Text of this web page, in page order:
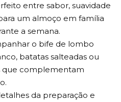
entre sabor, suavidade
um almoço em família
a semana.
o bife de lombo
batatas salteadas ou
que complementam
da preparação e